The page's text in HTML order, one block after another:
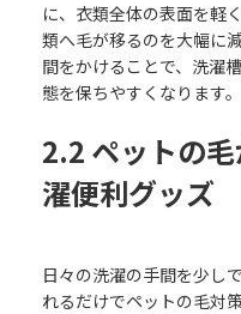
に、衣類全体の表面を軽
類へ毛が移るのを大幅に
間をかけることで、洗濯
態を保ちやすくなります。
2.2 ペットの
濯便利グッズ
日々の洗濯の手間を少し
れるだけでペットの毛対